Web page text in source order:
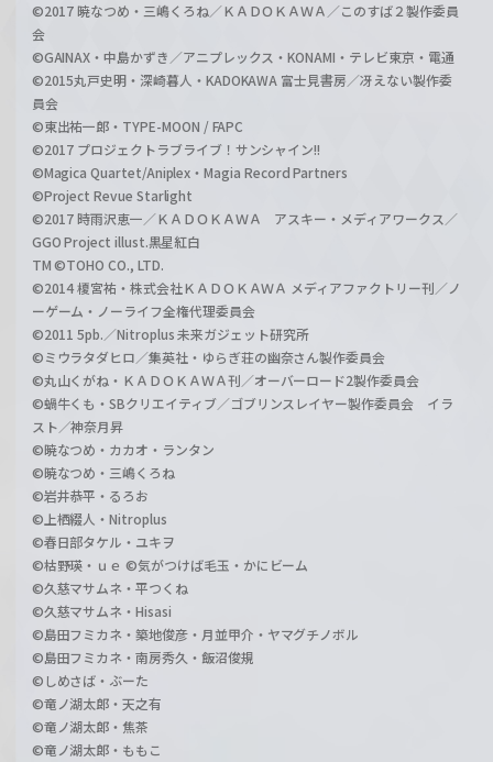
©2017 暁なつめ・三嶋くろね／ＫＡＤＯＫＡＷＡ／このすば２製作委員
会
©GAINAX・中島かずき／アニプレックス・KONAMI・テレビ東京・電通
©2015丸戸史明・深崎暮人・KADOKAWA 富士見書房／冴えない製作委
員会
©東出祐一郎・TYPE-MOON / FAPC
©2017 プロジェクトラブライブ！サンシャイン!!
©Magica Quartet/Aniplex・Magia Record Partners
©Project Revue Starlight
©2017 時雨沢恵一／ＫＡＤＯＫＡＷＡ アスキー・メディアワークス／
GGO Project illust.黒星紅白
TM ©TOHO CO., LTD.
©2014 榎宮祐・株式会社ＫＡＤＯＫＡＷＡ メディアファクトリー刊／ノ
ーゲーム・ノーライフ全権代理委員会
©2011 5pb.／Nitroplus 未来ガジェット研究所
©ミウラタダヒロ／集英社・ゆらぎ荘の幽奈さん製作委員会
©丸山くがね・ＫＡＤＯＫＡＷＡ刊／オーバーロード2製作委員会
©蝸牛くも・SBクリエイティブ／ゴブリンスレイヤー製作委員会 イラ
スト／神奈月昇
©暁なつめ・カカオ・ランタン
©暁なつめ・三嶋くろね
©岩井恭平・るろお
©上栖綴人・Nitroplus
©春日部タケル・ユキヲ
©枯野瑛・ｕｅ ©気がつけば毛玉・かにビーム
©久慈マサムネ・平つくね
©久慈マサムネ・Hisasi
©島田フミカネ・築地俊彦・月並甲介・ヤマグチノボル
©島田フミカネ・南房秀久・飯沼俊規
©しめさば・ぶーた
©竜ノ湖太郎・天之有
©竜ノ湖太郎・焦茶
©竜ノ湖太郎・ももこ